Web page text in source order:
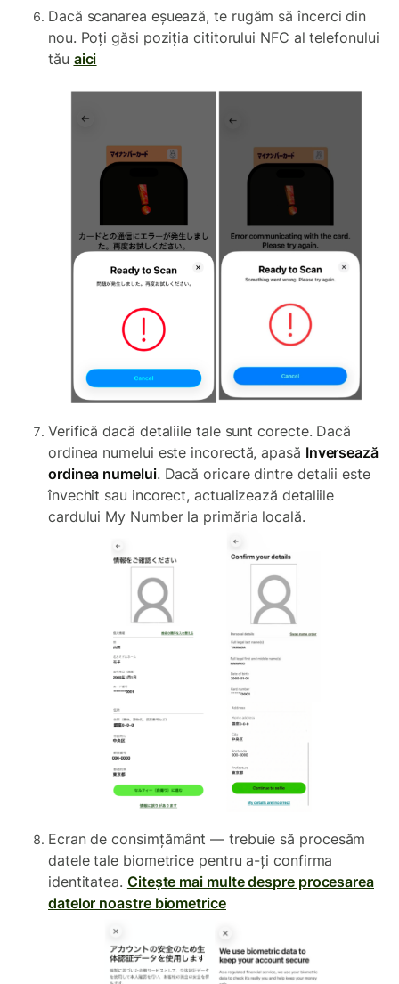
Dacă scanarea eșuează, te rugăm să încerci din
nou. Poți găsi poziția cititorului NFC al telefonului
tău aici
Verifică dacă detaliile tale sunt corecte. Dacă
ordinea numelui este incorectă, apasă Inversează
ordinea numelui. Dacă oricare dintre detalii este
învechit sau incorect, actualizează detaliile
cardului My Number la primăria locală.
Ecran de consimțământ — trebuie să procesăm
datele tale biometrice pentru a-ți confirma
identitatea. Citește mai multe despre procesarea
datelor noastre biometrice